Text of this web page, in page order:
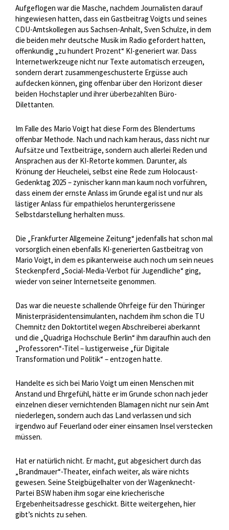
Aufgeflogen war die Masche, nachdem Journalisten darauf
hingewiesen hatten, dass ein Gastbeitrag Voigts und seines
CDU-Amtskollegen aus Sachsen-Anhalt, Sven Schulze, in dem
die beiden mehr deutsche Musik im Radio gefordert hatten,
offenkundig „zu hundert Prozent“ KI-generiert war. Dass
Internetwerkzeuge nicht nur Texte automatisch erzeugen,
sondern derart zusammengeschusterte Ergüsse auch
aufdecken können, ging offenbar über den Horizont dieser
beiden Hochstapler und ihrer überbezahlten Büro-
Dilettanten.
Im Falle des Mario Voigt hat diese Form des Blendertums
offenbar Methode. Nach und nach kam heraus, dass nicht nur
Aufsätze und Textbeiträge, sondern auch allerlei Reden und
Ansprachen aus der KI-Retorte kommen. Darunter, als
Krönung der Heuchelei, selbst eine Rede zum Holocaust-
Gedenktag 2025 – zynischer kann man kaum noch vorführen,
dass einem der ernste Anlass im Grunde egal ist und nur als
lästiger Anlass für empathielos heruntergerissene
Selbstdarstellung herhalten muss.
Die „Frankfurter Allgemeine Zeitung“ jedenfalls hat schon mal
vorsorglich einen ebenfalls KI-generierten Gastbeitrag von
Mario Voigt, in dem es pikanterweise auch noch um sein neues
Steckenpferd „Social-Media-Verbot für Jugendliche“ ging,
wieder von seiner Internetseite genommen.
Das war die neueste schallende Ohrfeige für den Thüringer
Ministerpräsidentensimulanten, nachdem ihm schon die TU
Chemnitz den Doktortitel wegen Abschreiberei aberkannt
und die „Quadriga Hochschule Berlin“ ihm daraufhin auch den
„Professoren“-Titel – lustigerweise „für Digitale
Transformation und Politik“ – entzogen hatte.
Handelte es sich bei Mario Voigt um einen Menschen mit
Anstand und Ehrgefühl, hätte er im Grunde schon nach jeder
einzelnen dieser vernichtenden Blamagen nicht nur sein Amt
niederlegen, sondern auch das Land verlassen und sich
irgendwo auf Feuerland oder einer einsamen Insel verstecken
müssen.
Hat er natürlich nicht. Er macht, gut abgesichert durch das
„Brandmauer“-Theater, einfach weiter, als wäre nichts
gewesen. Seine Steigbügelhalter von der Wagenknecht-
Partei BSW haben ihm sogar eine kriecherische
Ergebenheitsadresse geschickt. Bitte weitergehen, hier
gibt’s nichts zu sehen.